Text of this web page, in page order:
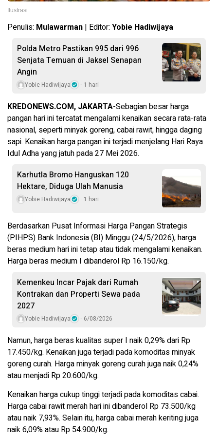
Ilustrasi
Penulis: Mulawarman | Editor: Yobie Hadiwijaya
Polda Metro Pastikan 995 dari 996
Senjata Temuan di Jaksel Senapan
Angin
Yobie Hadiwijaya 1 hari
KREDONEWS.COM, JAKARTA-Sebagian besar harga
pangan hari ini tercatat mengalami kenaikan secara rata-rata
nasional, seperti minyak goreng, cabai rawit, hingga daging
sapi. Kenaikan harga pangan ini terjadi menjelang Hari Raya
Idul Adha yang jatuh pada 27 Mei 2026.
Karhutla Bromo Hanguskan 120
Hektare, Diduga Ulah Manusia
Yobie Hadiwijaya 1 hari
Berdasarkan Pusat Informasi Harga Pangan Strategis
(PIHPS) Bank Indonesia (BI) Minggu (24/5/2026), harga
beras medium hari ini tetap atau tidak mengalami kenaikan.
Harga beras medium I dibanderol Rp 16.150/kg.
Kemenkeu Incar Pajak dari Rumah
Kontrakan dan Properti Sewa pada
2027
Yobie Hadiwijaya 6/08/2026
Namun, harga beras kualitas super I naik 0,29% dari Rp
17.450/kg. Kenaikan juga terjadi pada komoditas minyak
goreng curah. Harga minyak goreng curah juga naik 0,24%
atau menjadi Rp 20.600/kg.
Kenaikan harga cukup tinggi terjadi pada komoditas cabai.
Harga cabai rawit merah hari ini dibanderol Rp 73.500/kg
atau naik 7,93%. Selain itu, harga cabai merah keriting juga
naik 6,09% atau Rp 54.900/kg.